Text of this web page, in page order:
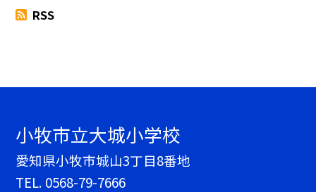
RSS
小牧市立大城小学校
愛知県小牧市城山3丁目8番地
TEL. 0568-79-7666